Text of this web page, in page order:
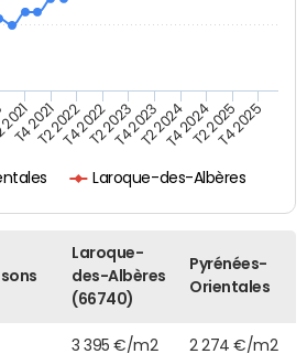
Laroque-des-Albères
T4 2021T2 2022T4 2022T2 2023T4 2023T2 2024T4 2024T2 2025T4 2025
Laroque-
des-Albères
(66740)
Pyrénées-
Orientales
3 395 €/m2 2 274 €/m2